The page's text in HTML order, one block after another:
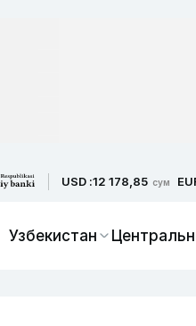
USD :12 178,85 сум
Узбекистан